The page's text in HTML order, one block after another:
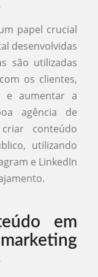
papel crucial
desenvolvidas
são utilizadas
os clientes,
e aumentar a
agência de
conteúdo
utilizando
e LinkedIn
em